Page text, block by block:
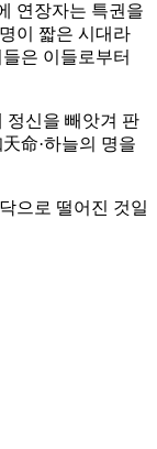
연장자는 특권을
이 짧은 시대라
은 이들로부터
정신을 빼앗겨 판
命·하늘의 명을
으로 떨어진 것일